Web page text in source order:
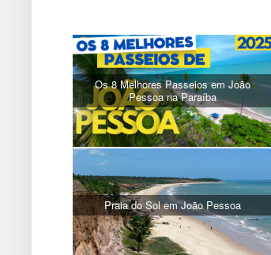
Os 8 Melhores Passeios em João
Pessoa na Paraíba
Praia do Sol em João Pessoa